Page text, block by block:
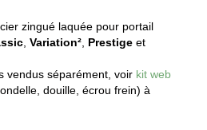
zingué laquée pour portail
Variation² Prestige et
vendus séparément, voir kit web
douille, écrou frein) à